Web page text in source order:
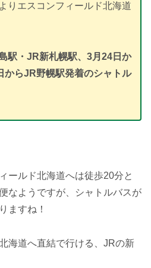
りエスコンフィールド北海道
駅・ JR新札幌駅、3月24日か
からJR野幌駅発着のシャトル
ールド北海道へは徒歩20分と
なようですが、シャトルバスが
ますね！
海道へ直結で行ける、JRの新